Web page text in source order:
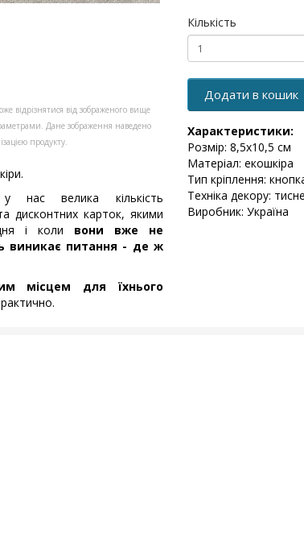
відрізнятися від зображеного вище
Дане зображення наведено
продукту.
нас велика кількість
дисконтних карток, якими
і коли вони вже не
виникає питання - де ж
місцем для їхнього
Кількість
Додати в кошик
Характеристики:
Розмір: 8,5х10,5 см
Матеріал: екошкіра
Тип кріплення:
Техніка декору:
Виробник: Україна